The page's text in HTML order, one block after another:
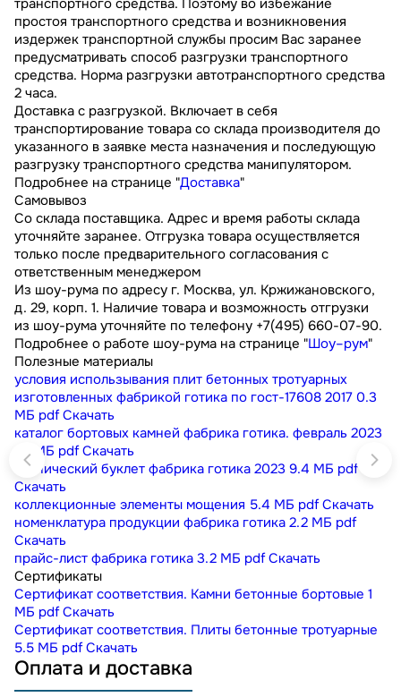
транспортного средства. Поэтому во избежание
простоя транспортного средства и возникновения
издержек транспортной службы просим Вас заранее
предусматривать способ разгрузки транспортного
средства. Норма разгрузки автотранспортного средства
2 часа.
Доставка с разгрузкой. Включает в себя
транспортирование товара со склада производителя до
указанного в заявке места назначения и последующую
разгрузку транспортного средства манипулятором.
Подробнее на странице "Доставка"
Самовывоз
Со склада поставщика. Адрес и время работы склада
уточняйте заранее. Отгрузка товара осуществляется
только после предварительного согласования с
ответственным менеджером
Из шоу-рума по адресу г. Москва, ул. Кржижановского,
д. 29, корп. 1. Наличие товара и возможность отгрузки
из шоу-рума уточняйте по телефону +7(495) 660-07-90.
Подробнее о работе шоу-рума на странице "Шоу–рум"
Полезные материалы
условия использывания плит бетонных тротуарных
изготовленных фабрикой готика по гост-17608 2017 0.3
МБ pdf Скачать
каталог бортовых камней фабрика готика. февраль 2023
9.1 МБ pdf Скачать
технический буклет фабрика готика 2023 9.4 МБ pdf
Скачать
коллекционные элементы мощения 5.4 МБ pdf Скачать
номенклатура продукции фабрика готика 2.2 МБ pdf
Скачать
прайс-лист фабрика готика 3.2 МБ pdf Скачать
Сертификаты
Сертификат соответствия. Камни бетонные бортовые 1
МБ pdf Скачать
Сертификат соответствия. Плиты бетонные тротуарные
5.5 МБ pdf Скачать
Оплата и доставка